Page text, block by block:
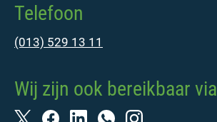
Telefoon
(013) 529 13 11
Wij zijn ook bereikbaar via